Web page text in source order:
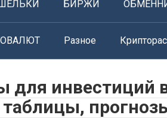
БИРЖИ
Разное
для инвестиций